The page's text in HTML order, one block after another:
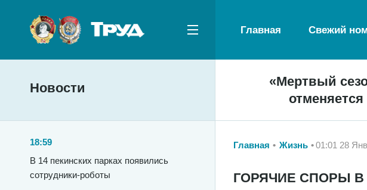
Главная Свежий
Новости
«Мертвый
отменяется
18:59
В 14 пекинских парках появились
сотрудники-роботы
Главная Жизнь 01:01 28
ГОРЯЧИЕ СПОРЫ